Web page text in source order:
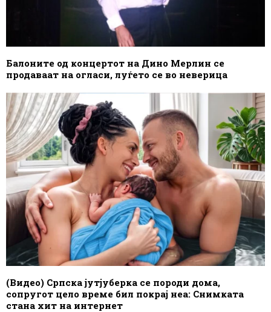
Балоните од концертот на Дино Мерлин се
продаваат на огласи, луѓето се во неверица
(Видео) Српска јутјуберка се породи дома,
сопругот цело време бил покрај неа: Снимката
стана хит на интернет